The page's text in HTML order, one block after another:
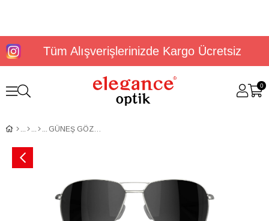
Tüm Alışverişlerinizde Kargo Ücretsiz
0
GÜNEŞ GÖZLÜĞÜ OAKLEY OO6050 60500357